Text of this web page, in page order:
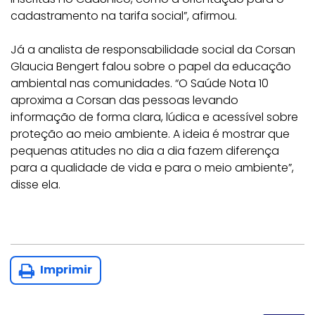
cadastramento na tarifa social”, afirmou.
Já a analista de responsabilidade social da Corsan
Glaucia Bengert falou sobre o papel da educação
ambiental nas comunidades. “O Saúde Nota 10
aproxima a Corsan das pessoas levando
informação de forma clara, lúdica e acessível sobre
proteção ao meio ambiente. A ideia é mostrar que
pequenas atitudes no dia a dia fazem diferença
para a qualidade de vida e para o meio ambiente”,
disse ela.
Imprimir